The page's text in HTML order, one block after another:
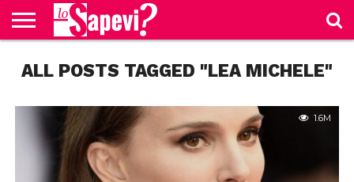
BENESSERE
GOSSIP
PRODOTTI
AMAZON
NEWS
CASA E
CUCINA
ALL POSTS TAGGED "LEA MICHELE"
1.6M